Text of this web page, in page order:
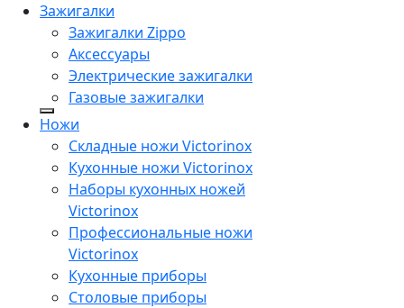
Зажигалки
Зажигалки Zippo
Аксессуары
Электрические зажигалки
Газовые зажигалки
Ножи
Складные ножи Victorinox
Кухонные ножи Victorinox
Наборы кухонных ножей
Victorinox
Профессиональные ножи
Victorinox
Кухонные приборы
Столовые приборы